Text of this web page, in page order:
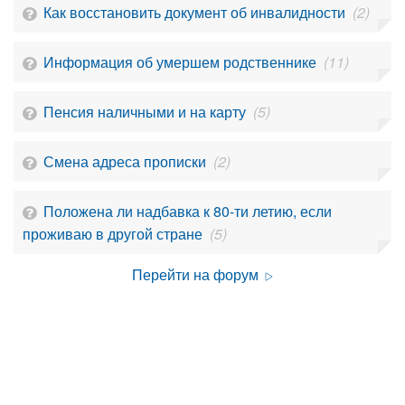
Как восстановить документ об инвалидности (2)
Информация об умершем родственнике (11)
Пенсия наличными и на карту (5)
Смена адреса прописки (2)
Положена ли надбавка к 80-ти летию, если
проживаю в другой стране (5)
Перейти на форум